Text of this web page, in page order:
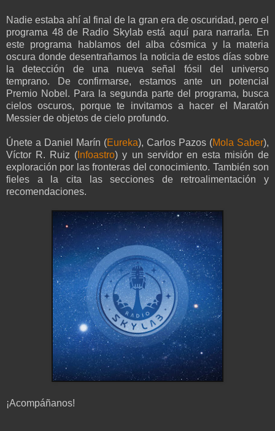
Nadie estaba ahí al final de la gran era de oscuridad, pero el
programa 48 de Radio Skylab está aquí para narrarla. En
este programa hablamos del alba cósmica y la materia
oscura donde desentrañamos la noticia de estos días sobre
la detección de una nueva señal fósil del universo
temprano. De confirmarse, estamos ante un potencial
Premio Nobel. Para la segunda parte del programa, busca
cielos oscuros, porque te invitamos a hacer el Maratón
Messier de objetos de cielo profundo.
Únete a Daniel Marín (Eureka), Carlos Pazos (Mola Saber),
Víctor R. Ruiz ( Infoastro) y un servidor en esta misión de
exploración por las fronteras del conocimiento. También son
fieles a la cita las secciones de retroalimentación y
recomendaciones.
¡Acompáñanos!